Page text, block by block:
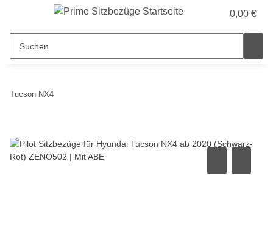
0,00 €
Tucson NX4